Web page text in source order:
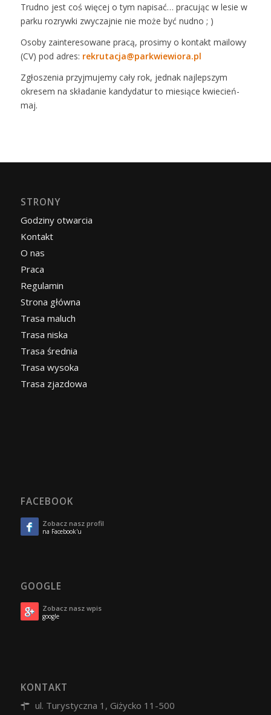
Trudno jest coś więcej o tym napisać… pracując w lesie w
parku rozrywki zwyczajnie nie może być nudno ; )
Osoby zainteresowane pracą, prosimy o kontakt mailowy
(CV) pod adres: rekrutacja@parkwiewiora.pl
Zgłoszenia przyjmujemy cały rok, jednak najlepszym
okresem na składanie kandydatur to miesiące kwiecień-
maj.
STRONY
Godziny otwarcia
Kontakt
O nas
Praca
Regulamin
Strona główna
Trasa maluch
Trasa niska
Trasa średnia
Trasa wysoka
Trasa zjazdowa
FACEBOOK
Zobacz nasz profil
na Facebook'u
GOOGLE
Zobacz nasz wpis
google
KONTAKT
ul. Turystyczna 1, Giżycko 11-500